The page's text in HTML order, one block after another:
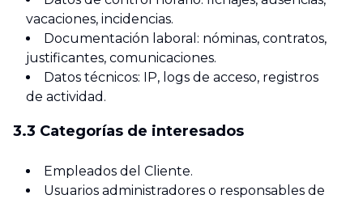
vacaciones, incidencias.
Documentación laboral: nóminas, contratos,
justificantes, comunicaciones.
Datos técnicos: IP, logs de acceso, registros
de actividad.
3.3 Categorías de interesados
Empleados del Cliente.
Usuarios administradores o responsables de